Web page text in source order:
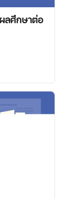
ลศึกษาต่อ